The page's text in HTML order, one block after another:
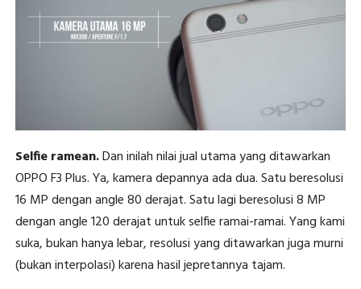
Selfie ramean.Dan inilah nilai jual utama yang ditawarkan
OPPO F3 Plus. Ya, kamera depannya ada dua. Satu beresolusi
16 MP dengan angle 80 derajat. Satu lagi beresolusi 8 MP
dengan angle 120 derajat untuk selfie ramai-ramai. Yang kami
suka, bukan hanya lebar, resolusi yang ditawarkan juga murni
(bukan interpolasi) karena hasil jepretannya tajam.